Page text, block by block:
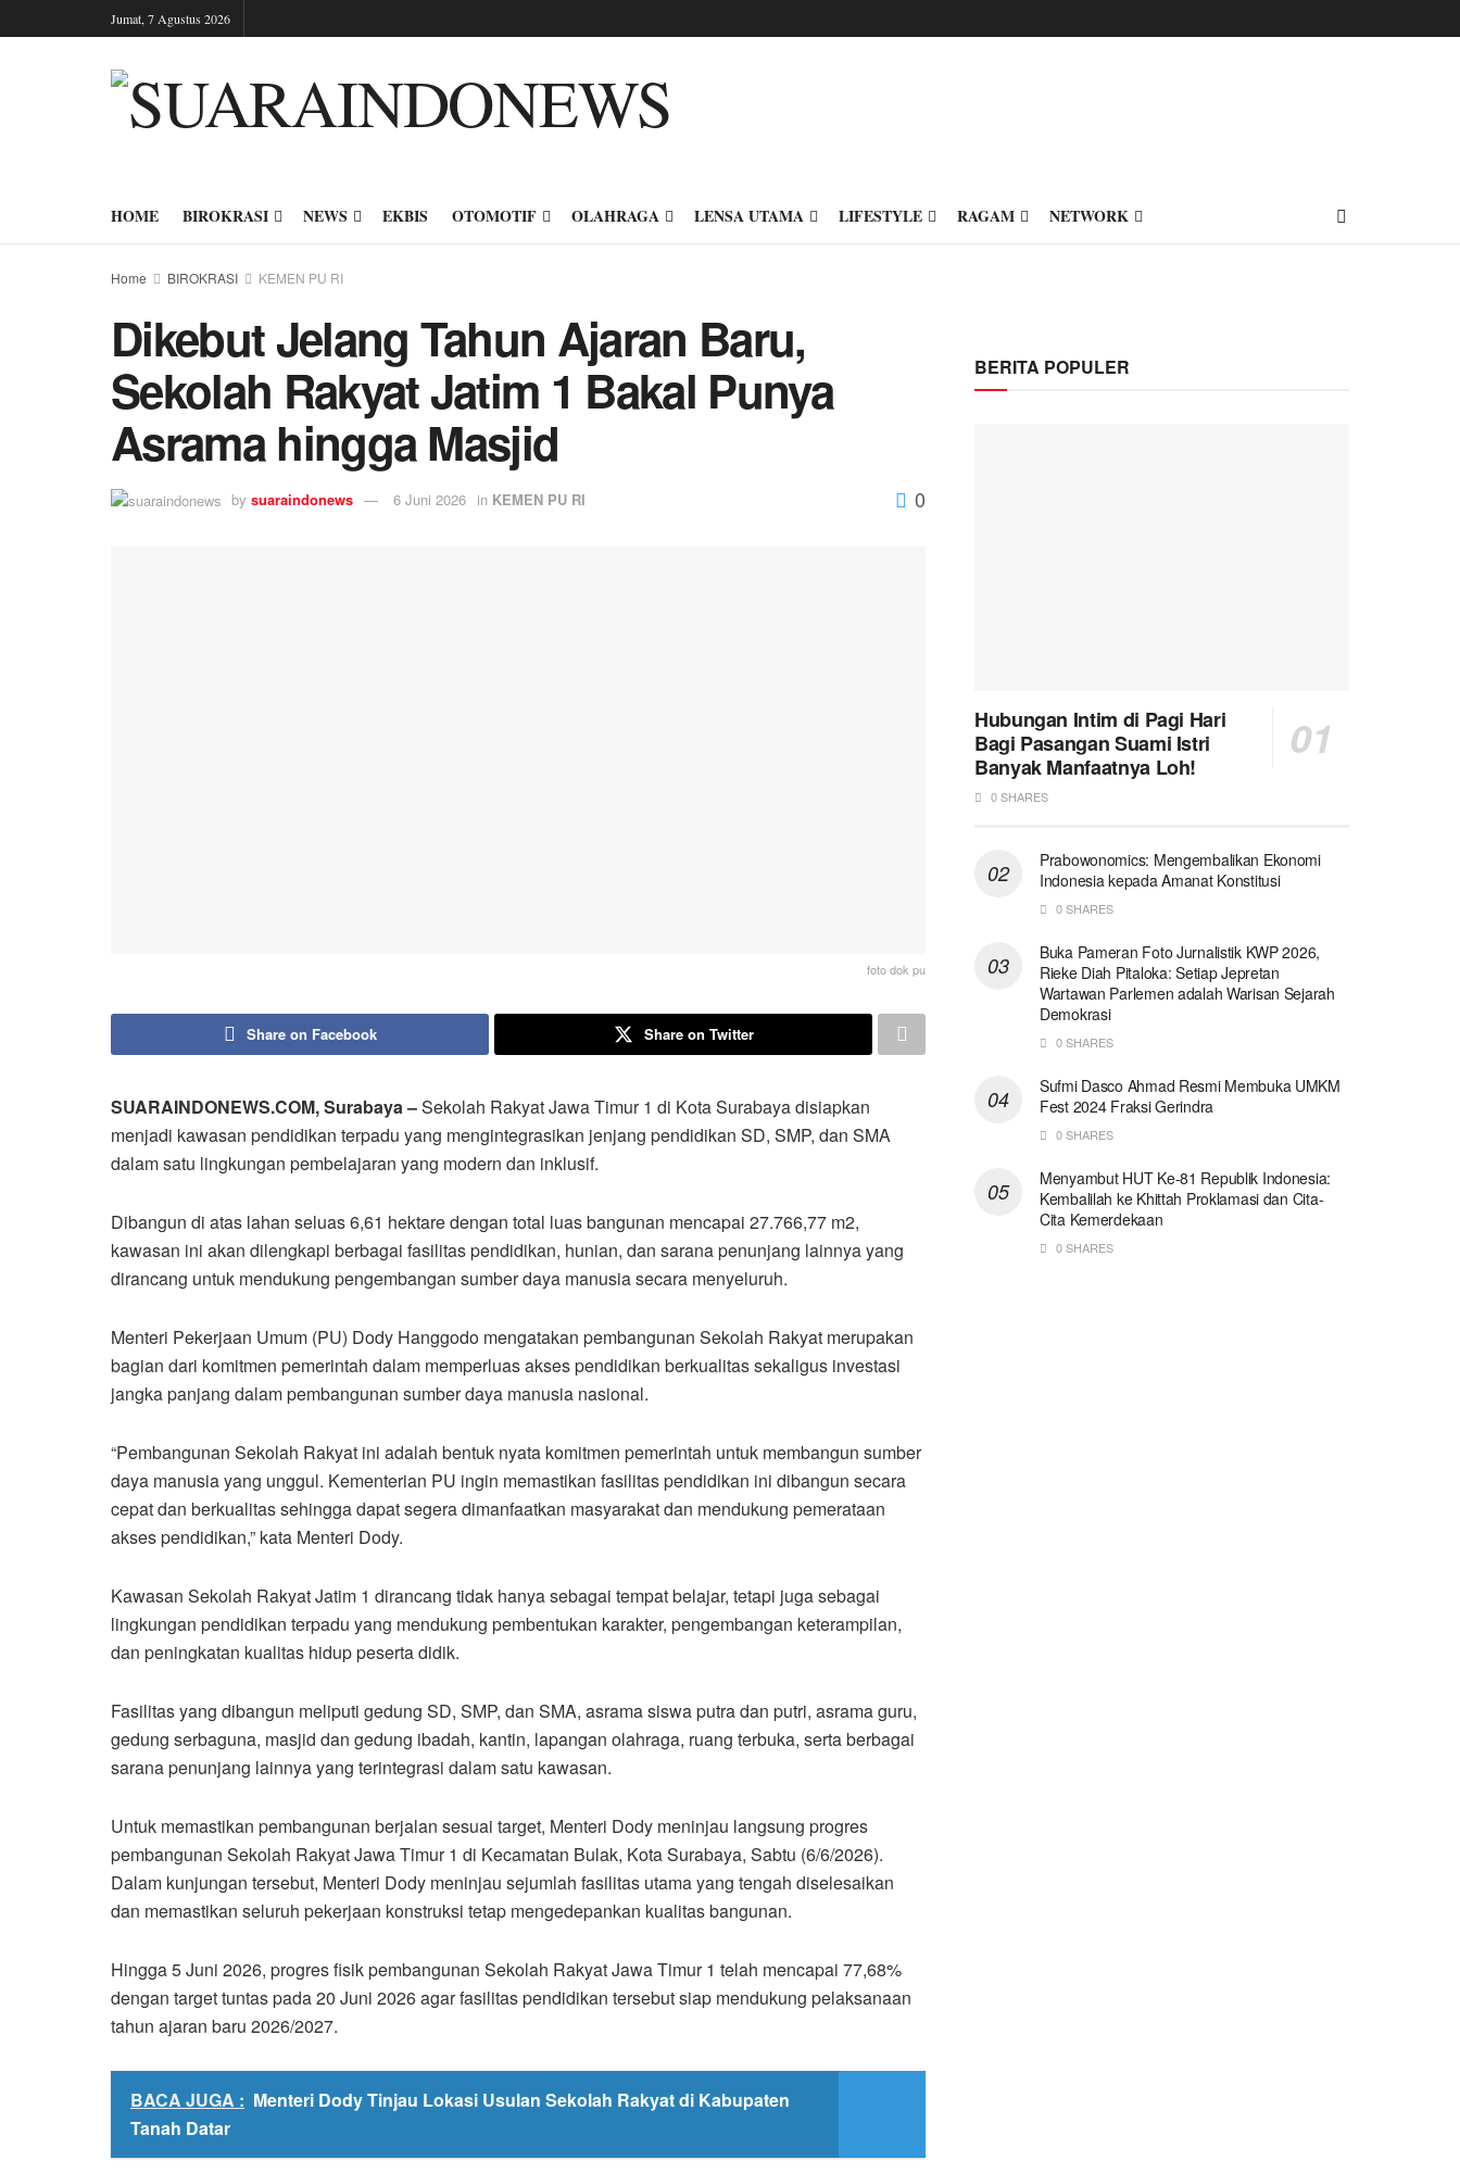
Jumat, 7 Agustus 2026
HOME BIROKRASI NEWS EKBIS OTOMOTIF OLAHRAGA LENSA UTAMA LIFESTYLE RAGAM NETWORK
Home BIROKRASI KEMEN PU RI
Dikebut Jelang Tahun Ajaran Baru,
Sekolah Rakyat Jatim 1 Bakal Punya
Asrama hingga Masjid
by suaraindonews 6 Juni 2026 in KEMEN PU RI 0
foto dok pu
Share on Facebook Share on Twitter
SUARAINDONEWS.COM, Surabaya –Sekolah Rakyat Jawa Timur 1 di Kota Surabaya disiapkan
menjadi kawasan pendidikan terpadu yang mengintegrasikan jenjang pendidikan SD, SMP, dan SMA
dalam satu lingkungan pembelajaran yang modern dan inklusif.
Dibangun di atas lahan seluas 6,61 hektare dengan total luas bangunan mencapai 27.766,77 m2,
kawasan ini akan dilengkapi berbagai fasilitas pendidikan, hunian, dan sarana penunjang lainnya yang
dirancang untuk mendukung pengembangan sumber daya manusia secara menyeluruh.
Menteri Pekerjaan Umum (PU) Dody Hanggodo mengatakan pembangunan Sekolah Rakyat merupakan
bagian dari komitmen pemerintah dalam memperluas akses pendidikan berkualitas sekaligus investasi
jangka panjang dalam pembangunan sumber daya manusia nasional.
“Pembangunan Sekolah Rakyat ini adalah bentuk nyata komitmen pemerintah untuk membangun sumber
daya manusia yang unggul. Kementerian PU ingin memastikan fasilitas pendidikan ini dibangun secara
cepat dan berkualitas sehingga dapat segera dimanfaatkan masyarakat dan mendukung pemerataan
akses pendidikan,” kata Menteri Dody.
Kawasan Sekolah Rakyat Jatim 1 dirancang tidak hanya sebagai tempat belajar, tetapi juga sebagai
lingkungan pendidikan terpadu yang mendukung pembentukan karakter, pengembangan keterampilan,
dan peningkatan kualitas hidup peserta didik.
Fasilitas yang dibangun meliputi gedung SD, SMP, dan SMA, asrama siswa putra dan putri, asrama guru,
gedung serbaguna, masjid dan gedung ibadah, kantin, lapangan olahraga, ruang terbuka, serta berbagai
sarana penunjang lainnya yang terintegrasi dalam satu kawasan.
Untuk memastikan pembangunan berjalan sesuai target, Menteri Dody meninjau langsung progres
pembangunan Sekolah Rakyat Jawa Timur 1 di Kecamatan Bulak, Kota Surabaya, Sabtu (6/6/2026).
Dalam kunjungan tersebut, Menteri Dody meninjau sejumlah fasilitas utama yang tengah diselesaikan
dan memastikan seluruh pekerjaan konstruksi tetap mengedepankan kualitas bangunan.
Hingga 5 Juni 2026, progres fisik pembangunan Sekolah Rakyat Jawa Timur 1 telah mencapai 77,68%
dengan target tuntas pada 20 Juni 2026 agar fasilitas pendidikan tersebut siap mendukung pelaksanaan
tahun ajaran baru 2026/2027.
BACA JUGA : Menteri Dody Tinjau Lokasi Usulan Sekolah Rakyat di Kabupaten
Tanah Datar
BERITA POPULER
Hubungan Intim di Pagi Hari
Bagi Pasangan Suami Istri
Banyak Manfaatnya Loh!
0 SHARES
Prabowonomics: Mengembalikan Ekonomi
Indonesia kepada Amanat Konstitusi
0 SHARES
Buka Pameran Foto Jurnalistik KWP 2026,
Rieke Diah Pitaloka: Setiap Jepretan
Wartawan Parlemen adalah Warisan Sejarah
Demokrasi
0 SHARES
Sufmi Dasco Ahmad Resmi Membuka UMKM
Fest 2024 Fraksi Gerindra
0 SHARES
Menyambut HUT Ke-81 Republik Indonesia:
Kembalilah ke Khittah Proklamasi dan Cita-
Cita Kemerdekaan
0 SHARES